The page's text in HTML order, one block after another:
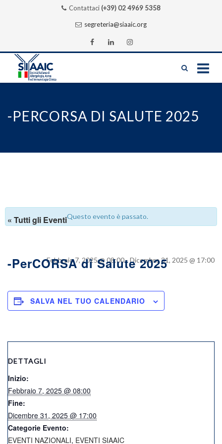
Contattaci(+39) 02 4969 5358
segreteria@siaaic.org
-PERCORSA DI SALUTE 2025
« Tutti gli EventiQuesto evento è passato.
-PerCORSA di Salute 2025
Febbraio 7, 2025 @ 08:00-Dicembre 31, 2025 @ 17:00
SALVA NEL TUO CALENDARIO
DETTAGLI
Inizio:
Febbraio 7, 2025 @ 08:00
Fine:
Dicembre 31, 2025 @ 17:00
Categorie Evento:
EVENTI NAZIONALI, EVENTI SIAAIC